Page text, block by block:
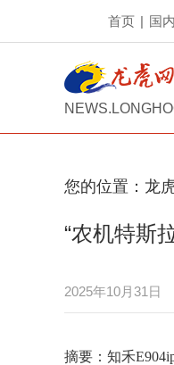
首页 | 国内
您的位置： 龙
“农机特斯
2025年10月31日
摘要：知禾